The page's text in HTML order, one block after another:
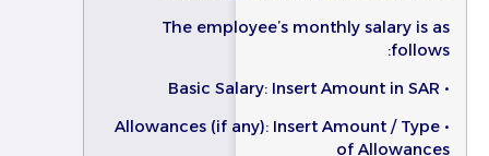
The employee’s monthly salary is as
follows:
• Basic Salary: Insert Amount in SAR
• Allowances (if any): Insert Amount / Type
of Allowances